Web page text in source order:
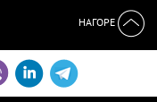
НАГОРЕ